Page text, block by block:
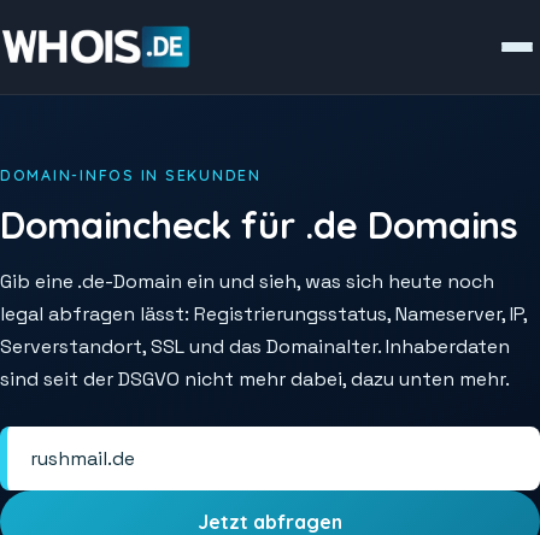
DOMAIN-INFOS IN SEKUNDEN
Domaincheck für .de Domains
Gib eine .de-Domain ein und sieh, was sich heute noch
legal abfragen lässt: Registrierungsstatus, Nameserver, IP,
Serverstandort, SSL und das Domainalter. Inhaberdaten
sind seit der DSGVO nicht mehr dabei, dazu unten mehr.
Jetzt abfragen